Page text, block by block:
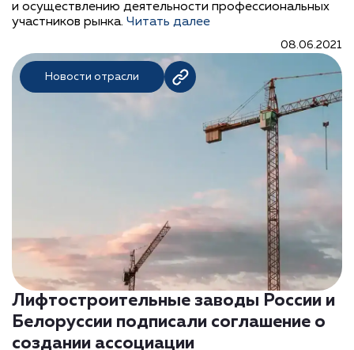
и осуществлению деятельности профессиональных
участников рынка. Читать далее
08.06.2021
Лифтостроительные заводы России и
Белоруссии подписали соглашение о
создании ассоциации
Новости отрасли